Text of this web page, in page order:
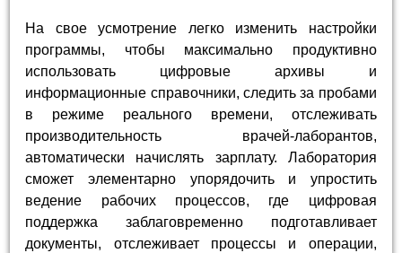
На свое усмотрение легко изменить настройки
программы, чтобы максимально продуктивно
использовать цифровые архивы и
информационные справочники, следить за пробами
в режиме реального времени, отслеживать
производительность врачей-лаборантов,
автоматически начислять зарплату. Лаборатория
сможет элементарно упорядочить и упростить
ведение рабочих процессов, где цифровая
поддержка заблаговременно подготавливает
документы, отслеживает процессы и операции,